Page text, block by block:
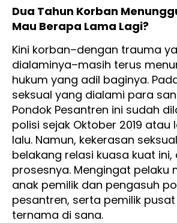
Dua Tahun Korban
Mau Berapa Lama Lagi?
Kini korban–dengan trauma
dialaminya–masih terus
hukum yang adil baginya.
seksual yang dialami para
Pondok Pesantren ini sudah
polisi sejak Oktober 2019 atau
lalu. Namun, kekerasan
belakang relasi kuasa kuat ini,
prosesnya. Mengingat pelaku
anak pemilik dan pengasuh
pesantren, serta pemilik
ternama di sana.